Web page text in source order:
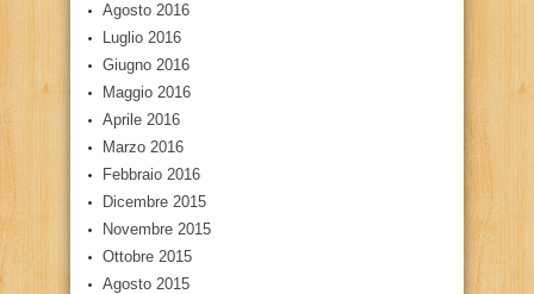
Agosto 2016
Luglio 2016
Giugno 2016
Maggio 2016
Aprile 2016
Marzo 2016
Febbraio 2016
Dicembre 2015
Novembre 2015
Ottobre 2015
Agosto 2015